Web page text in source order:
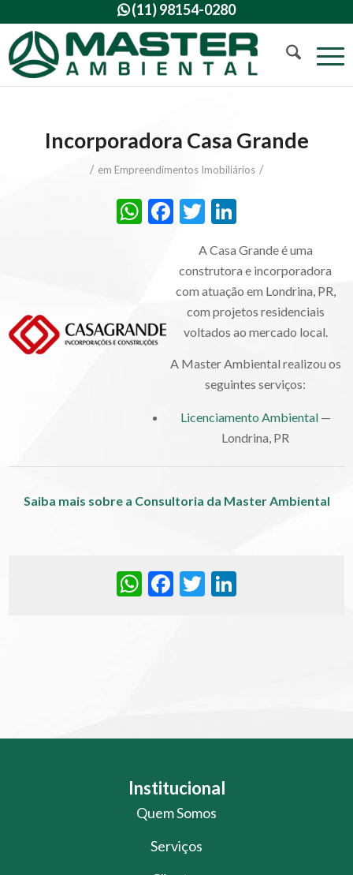
(11) 98154-0280
Incorporadora Casa Grande
/ em Empreendimentos Imobiliários /
WhatsApp
Facebook
Twitter
A Casa Grande é uma
construtora e incorporadora
com atuação em Londrina, PR,
com projetos residenciais
voltados ao mercado local.
A Master Ambiental realizou os
seguintes serviços:
Licenciamento Ambiental—
Londrina, PR
Saiba mais sobre a Consultoria da Master Ambiental
WhatsApp
Facebook
Twitter
Institucional
Quem Somos
Serviços